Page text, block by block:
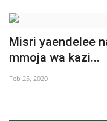
Misri yaendelee
mmoja wa kazi...
Feb 25, 2020